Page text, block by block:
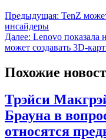
Предыдущая: TenZ
инсайдеры
Далее: Lenovo показала
может создавать 3D-
Похожие
Трэйси
Брауна в
относятся